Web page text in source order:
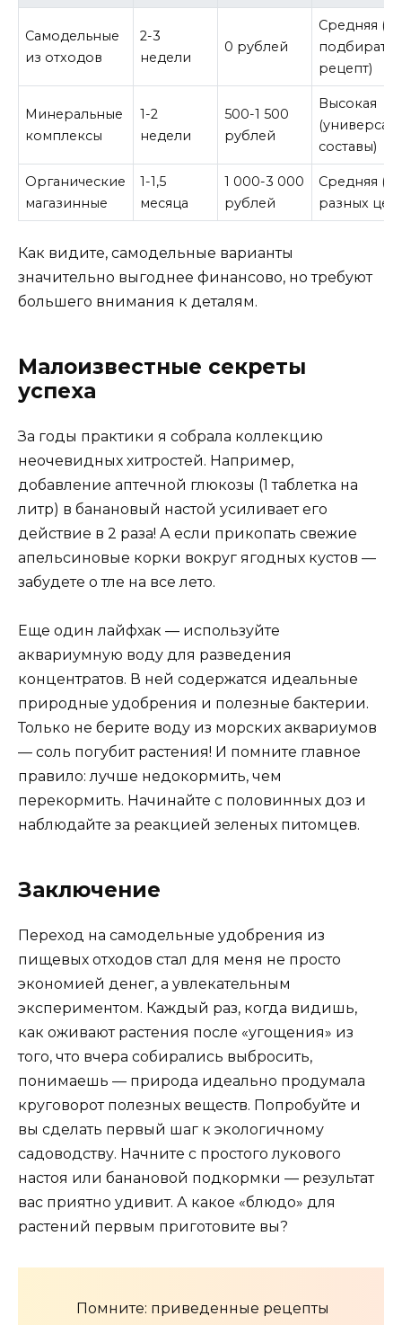
Самодельные
из отходов
2-3
недели
0 рублей
Средняя
подбирать
рецепт)
Минеральные
комплексы
1-2
недели
500-1 500
рублей
Высокая
составы)
Органические
магазинные
1-1,5
месяца
1 000-3 000
рублей
Средняя
разных
Как видите, самодельные варианты
значительно выгоднее финансово, но требуют
большего внимания к деталям.
Малоизвестные секреты
успеха
За годы практики я собрала коллекцию
неочевидных хитростей. Например,
добавление аптечной глюкозы (1 таблетка на
литр) в банановый настой усиливает его
действие в 2 раза! А если прикопать свежие
апельсиновые корки вокруг ягодных кустов —
забудете о тле на все лето.
Еще один лайфхак — используйте
аквариумную воду для разведения
концентратов. В ней содержатся идеальные
природные удобрения и полезные бактерии.
Только не берите воду из морских аквариумов
— соль погубит растения! И помните главное
правило: лучше недокормить, чем
перекормить. Начинайте с половинных доз и
наблюдайте за реакцией зеленых питомцев.
Заключение
Переход на самодельные удобрения из
пищевых отходов стал для меня не просто
экономией денег, а увлекательным
экспериментом. Каждый раз, когда видишь,
как оживают растения после «угощения» из
того, что вчера собирались выбросить,
понимаешь — природа идеально продумала
круговорот полезных веществ. Попробуйте и
вы сделать первый шаг к экологичному
садоводству. Начните с простого лукового
настоя или банановой подкормки — результат
вас приятно удивит. А какое «блюдо» для
растений первым приготовите вы?
Помните: приведенные рецепты